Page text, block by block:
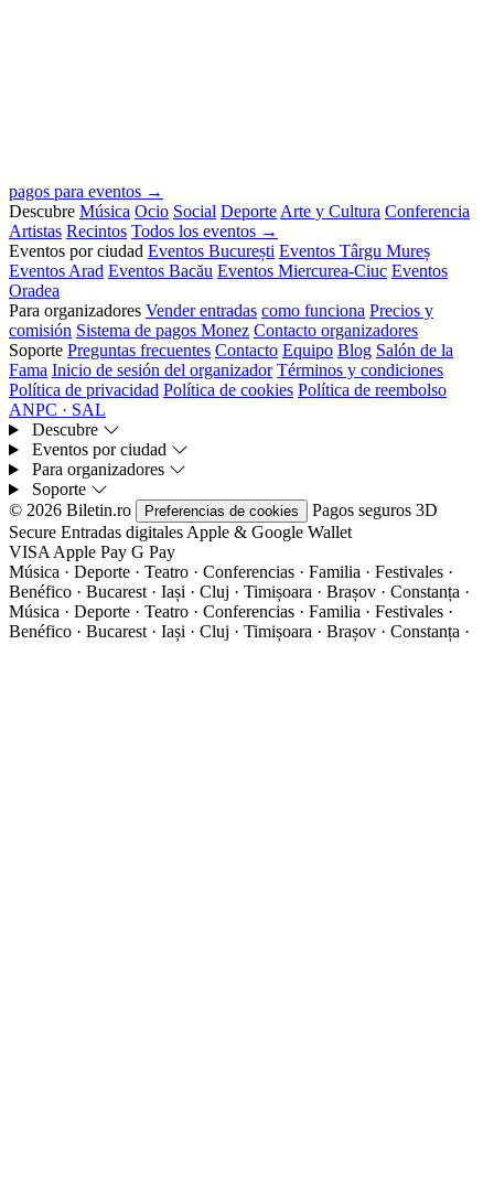
pagos para eventos →
Descubre Música Ocio Social Deporte Arte y Cultura Conferencia
Artistas Recintos Todos los eventos →
Eventos por ciudad Eventos București Eventos Târgu Mureș
Eventos Arad Eventos Bacău Eventos Miercurea-Ciuc Eventos
Oradea
Para organizadores Vender entradas como funciona Precios y
comisión Sistema de pagos Monez Contacto organizadores
Soporte Preguntas frecuentes Contacto Equipo Blog Salón de la
Fama Inicio de sesión del organizador Términos y condiciones
Política de privacidad Política de cookies Política de reembolso
ANPC · SAL
Descubre
Eventos por ciudad
Para organizadores
Soporte
© 2026 Biletin.ro
Preferencias de cookies Pagos seguros 3D
Secure Entradas digitales Apple & Google Wallet
VISA Apple Pay G Pay
Música · Deporte · Teatro · Conferencias · Familia · Festivales ·
Benéfico · Bucarest · Iași · Cluj · Timișoara · Brașov · Constanța ·
Música · Deporte · Teatro · Conferencias · Familia · Festivales ·
Benéfico · Bucarest · Iași · Cluj · Timișoara · Brașov · Constanța ·